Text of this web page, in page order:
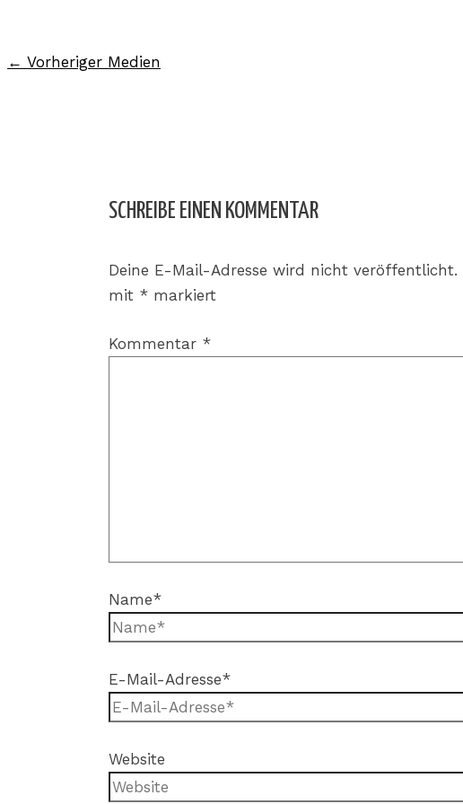
← Vorheriger Medien
SCHREIBE EINEN KOMMENTAR
Deine E-Mail-Adresse wird nicht veröffentlicht.
mit * markiert
Kommentar *
Name*
E-Mail-Adresse*
Website